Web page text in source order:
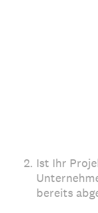
2. Ist Ihr
bereits